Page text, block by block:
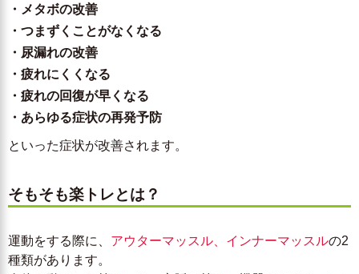
・メタボの改善
・つまずくことがなくなる
・尿漏れの改善
・疲れにくくなる
・疲れの回復が早くなる
・あらゆる症状の再発予防
といった症状が改善されます。
そもそも楽トレとは？
運動をする際に、 アウターマッスル、インナーマッスルの2
種類があります。